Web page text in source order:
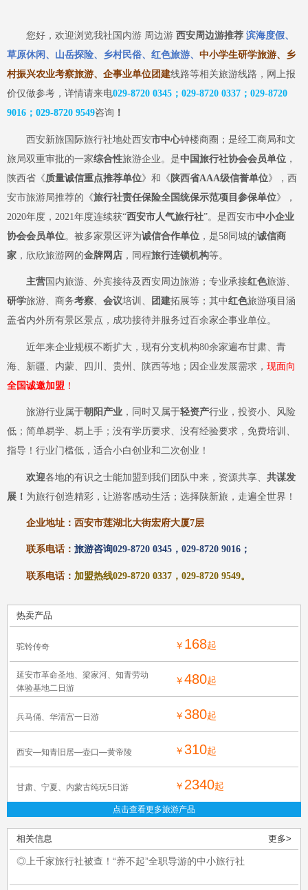
您好，欢迎浏览我社国内游 周边游 西安周边游推荐 滨海度假、
草原休闲、山岳探险、乡村民俗、红色旅游、 中小学生研学旅游、乡
村振兴农业考察旅游、企事业单位团建线路等相关旅游线路，网上报
价仅做参考，详情请来电029-8720 0345；029-8720 0337；029-8720
9016；029-8720 9549咨询 ！
西安新旅国际旅行社地处西安市中心钟楼商圈；是经工商局和文
旅 局双重审批的一家综合性旅游企业 。是中国旅行社协会会员单位 ，
陕西省《 质量诚信重点推荐单位》和《 陕西省AAA级信誉单位》，西
安市旅游局推荐的《旅行社责任保险全国统保示范项目参保单位》，
2020年度，2021年度连续获“西安市人气旅行社”。是西安市中小企业
协会会员单位。被多家景区评为诚信合作单位 ，是58同城的诚信商
家 ，欣欣旅游网的金牌网店 ，同程旅行连锁机构等。
主营 国内旅游、外宾接待及西安周边旅游；专业承接红色旅游、
研学旅游、商务考察、 会议培训、 团建拓展等；其中红色旅游项目涵
盖省内外所有景区景点， 成功接待并服务过百余家企事业单位。
近年来企业规模不断扩大，现有分支机构80余家遍布甘肃、青
海、新疆、内蒙、四川、贵州、陕西等地；因企业发展需求， 现面向
全国诚邀加盟 ！
旅游行业属于朝阳产业 ，同时又属于轻资产行业，投资小、风险
低；简单易学、易上手；没有学历要求、没有经验要求，免费培训、
指导！行业门槛低，适合小白创业和二次创业！
欢迎各地的有识之士能加盟到我们团队中来，资源共享、共谋发
展！ 为旅行创造精彩，让游客感动生活；选择陕新旅，走遍全世界！
企业地址：西安市莲湖北大街宏府大厦7层
联系电话：旅游咨询029-8720 0345，029-8720 9016；
联系电话： 加盟热线029-8720 0337，029-8720 9549。
热卖产品
驼铃传奇 ￥ 168起
延安市革命圣地、梁家河、知青劳动
体验基地二日游
￥480起
兵马俑、华清宫一日游 ￥380起
西安—知青旧居—壶口—黄帝陵 ￥310起
甘肃、宁夏、内蒙古纯玩5日游 ￥ 2340起
点击查看更多旅游产品
相关信息 更多>
◎上千家旅行社被查！“养不起”全职导游的中小旅行社